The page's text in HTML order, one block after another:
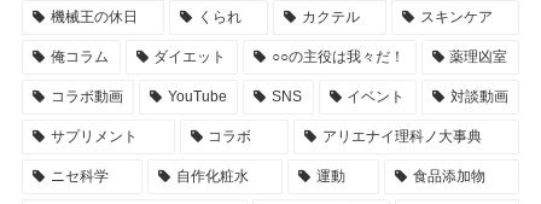
機械王の休日 くられ カクテル スキンケア
俺コラム ダイエット ○○の主役は我々だ！ 薬理凶室
コラボ動画 YouTube SNS イベント 対談動画
サプリメント コラボ アリエナイ理科ノ大事典
ニセ科学 自作化粧水 運動 食品添加物